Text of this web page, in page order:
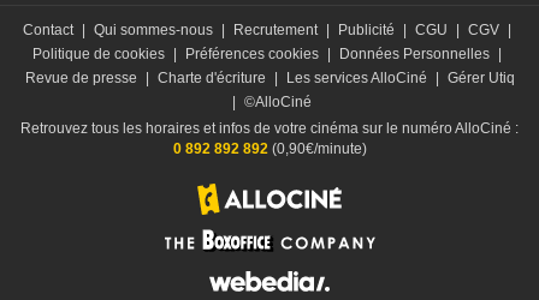
Contact | Qui sommes-nous | Recrutement | Publicité | CGU | CGV |
Politique de cookies | Préférences cookies | Données Personnelles |
Revue de presse
| Charte d'écriture | Les services AlloCiné | Gérer Utiq
| ©AlloCiné
Retrouvez tous les horaires et infos de votre cinéma sur le numéro AlloCiné :
0 892 892 892 (0,90€/minute)